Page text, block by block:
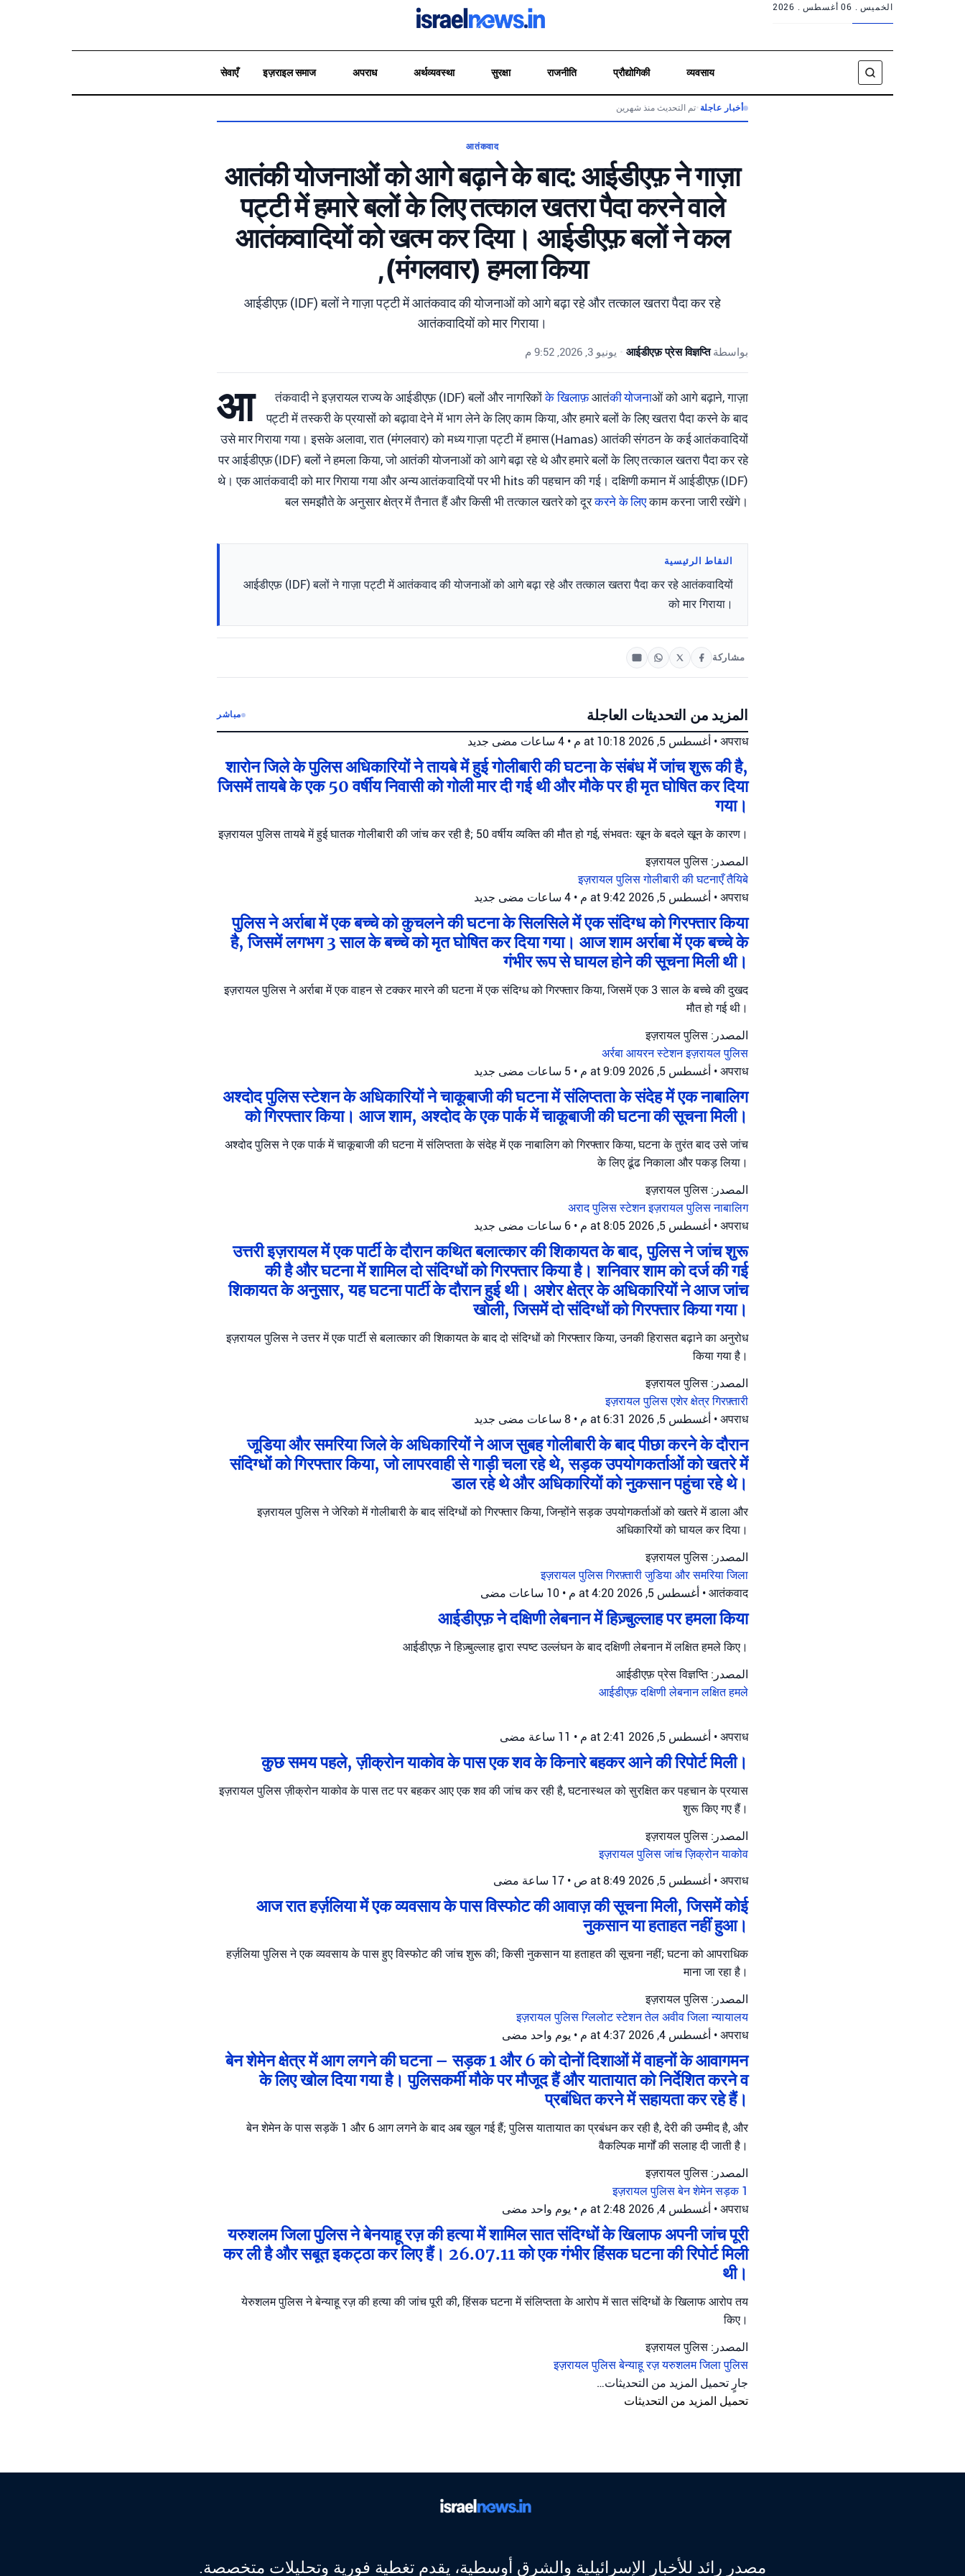
الخميس . 06 أغسطس . 2026
व्यवसाय
प्रौद्योगिकी
राजनीति
सुरक्षा
अर्थव्यवस्था
अपराध
इज़राइल समाज
सेवाएँ
بحث
أخبار عاجلة •تم التحديث منذ شهرين
आतंकवाद
आतंकी योजनाओं को आगे बढ़ाने के बाद: आईडीएफ़ ने गाज़ा
पट्टी में हमारे बलों के लिए तत्काल खतरा पैदा करने वाले
आतंकवादियों को खत्म कर दिया। आईडीएफ़ बलों ने कल
(मंगलवार) हमला किया,
आईडीएफ़ (IDF) बलों ने गाज़ा पट्टी में आतंकवाद की योजनाओं को आगे बढ़ा रहे और तत्काल खतरा पैदा कर रहे
आतंकवादियों को मार गिराया।
بواسطةआईडीएफ़ प्रेस विज्ञप्ति
• يونيو 3, 2026, 9:52 م
आ तंकवादी ने इज़रायल राज्य के आईडीएफ़ (IDF) बलों और नागरिकोंके खिलाफ़ आतंकी योजनाओं को आगे बढ़ाने, गाज़ा
पट्टी में तस्करी के प्रयासों को बढ़ावा देने में भाग लेने के लिए काम किया, और हमारे बलों के लिए खतरा पैदा करने के बाद
उसे मार गिराया गया। इसके अलावा, रात (मंगलवार) को मध्य गाज़ा पट्टी में हमास (Hamas) आतंकी संगठन के कई आतंकवादियों
पर आईडीएफ़ (IDF) बलों ने हमला किया, जो आतंकी योजनाओं को आगे बढ़ा रहे थे और हमारे बलों के लिए तत्काल खतरा पैदा कर रहे
थे। एक आतंकवादी को मार गिराया गया और अन्य आतंकवादियों पर भी hits की पहचान की गई। दक्षिणी कमान में आईडीएफ़ (IDF)
बल समझौते के अनुसार क्षेत्र में तैनात हैं और किसी भी तत्काल खतरे को दूरकरने के लिएकाम करना जारी रखेंगे।
النقاط الرئيسية
आईडीएफ़ (IDF) बलों ने गाज़ा पट्टी में आतंकवाद की योजनाओं को आगे बढ़ा रहे और तत्काल खतरा पैदा कर रहे आतंकवादियों
को मार गिराया।
مشاركة
المزيد من التحديثات العاجلة مباشر
अपराध
• أغسطس 5, 2026 at 10:18 م • 4 ساعات مضى جديد
शारोन जिले के पुलिस अधिकारियों ने तायबे में हुई गोलीबारी की घटना के संबंध में जांच शुरू की है,
जिसमें तायबे के एक 50 वर्षीय निवासी को गोली मार दी गई थी और मौके पर ही मृत घोषित कर दिया
गया।
इज़रायल पुलिस तायबे में हुई घातक गोलीबारी की जांच कर रही है; 50 वर्षीय व्यक्ति की मौत हो गई, संभवतः खून के बदले खून के कारण।
المصدر: इज़रायल पुलिस
इज़रायल पुलिसगोलीबारी की घटनाएँतैयिबे
अपराध
• أغسطس 5, 2026 at 9:42 م • 4 ساعات مضى جديد
पुलिस ने अर्राबा में एक बच्चे को कुचलने की घटना के सिलसिले में एक संदिग्ध को गिरफ्तार किया
है, जिसमें लगभग 3 साल के बच्चे को मृत घोषित कर दिया गया। आज शाम अर्राबा में एक बच्चे के
गंभीर रूप से घायल होने की सूचना मिली थी।
इज़रायल पुलिस ने अर्राबा में एक वाहन से टक्कर मारने की घटना में एक संदिग्ध को गिरफ्तार किया, जिसमें एक 3 साल के बच्चे की दुखद
मौत हो गई थी।
المصدر: इज़रायल पुलिस
अर्रबा आयरन स्टेशनइज़रायल पुलिस
अपराध
• أغسطس 5, 2026 at 9:09 م • 5 ساعات مضى جديد
अश्दोद पुलिस स्टेशन के अधिकारियों ने चाकूबाजी की घटना में संलिप्तता के संदेह में एक नाबालिग
को गिरफ्तार किया। आज शाम, अश्दोद के एक पार्क में चाकूबाजी की घटना की सूचना मिली।
अश्दोद पुलिस ने एक पार्क में चाकूबाजी की घटना में संलिप्तता के संदेह में एक नाबालिग को गिरफ्तार किया, घटना के तुरंत बाद उसे जांच
के लिए ढूंढ निकाला और पकड़ लिया।
المصدر: इज़रायल पुलिस
अराद पुलिस स्टेशनइज़रायल पुलिसनाबालिग
अपराध
• أغسطس 5, 2026 at 8:05 م • 6 ساعات مضى جديد
उत्तरी इज़रायल में एक पार्टी के दौरान कथित बलात्कार की शिकायत के बाद, पुलिस ने जांच शुरू
की है और घटना में शामिल दो संदिग्धों को गिरफ्तार किया है। शनिवार शाम को दर्ज की गई
शिकायत के अनुसार, यह घटना पार्टी के दौरान हुई थी। अशेर क्षेत्र के अधिकारियों ने आज जांच
खोली, जिसमें दो संदिग्धों को गिरफ्तार किया गया।
इज़रायल पुलिस ने उत्तर में एक पार्टी से बलात्कार की शिकायत के बाद दो संदिग्धों को गिरफ्तार किया, उनकी हिरासत बढ़ाने का अनुरोध
किया गया है।
المصدر: इज़रायल पुलिस
इज़रायल पुलिसएशेर क्षेत्रगिरफ़्तारी
अपराध
• أغسطس 5, 2026 at 6:31 م • 8 ساعات مضى جديد
जूडिया और समरिया जिले के अधिकारियों ने आज सुबह गोलीबारी के बाद पीछा करने के दौरान
संदिग्धों को गिरफ्तार किया, जो लापरवाही से गाड़ी चला रहे थे, सड़क उपयोगकर्ताओं को खतरे में
डाल रहे थे और अधिकारियों को नुकसान पहुंचा रहे थे।
इज़रायल पुलिस ने जेरिको में गोलीबारी के बाद संदिग्धों को गिरफ्तार किया, जिन्होंने सड़क उपयोगकर्ताओं को खतरे में डाला और
अधिकारियों को घायल कर दिया।
المصدر: इज़रायल पुलिस
इज़रायल पुलिसगिरफ़्तारीजुडिया और समरिया जिला
आतंकवाद
• أغسطس 5, 2026 at 4:20 م • 10 ساعات مضى
आईडीएफ़ ने दक्षिणी लेबनान में हिज़्बुल्लाह पर हमला किया
आईडीएफ़ ने हिज़्बुल्लाह द्वारा स्पष्ट उल्लंघन के बाद दक्षिणी लेबनान में लक्षित हमले किए।
المصدر: आईडीएफ़ प्रेस विज्ञप्ति
आईडीएफ़दक्षिणी लेबनानलक्षित हमले
अपराध
• أغسطس 5, 2026 at 2:41 م • 11 ساعة مضى
कुछ समय पहले, ज़ीक्रोन याकोव के पास एक शव के किनारे बहकर आने की रिपोर्ट मिली।
इज़रायल पुलिस ज़ीक्रोन याकोव के पास तट पर बहकर आए एक शव की जांच कर रही है, घटनास्थल को सुरक्षित कर पहचान के प्रयास
शुरू किए गए हैं।
المصدر: इज़रायल पुलिस
इज़रायल पुलिसजांचज़िक्रोन याकोव
अपराध
• أغسطس 5, 2026 at 8:49 ص • 17 ساعة مضى
आज रात हर्ज़लिया में एक व्यवसाय के पास विस्फोट की आवाज़ की सूचना मिली, जिसमें कोई
नुकसान या हताहत नहीं हुआ।
हर्ज़लिया पुलिस ने एक व्यवसाय के पास हुए विस्फोट की जांच शुरू की; किसी नुकसान या हताहत की सूचना नहीं; घटना को आपराधिक
माना जा रहा है।
المصدر: इज़रायल पुलिस
इज़रायल पुलिसग्लिलोट स्टेशनतेल अवीव जिला न्यायालय
अपराध
• أغسطس 4, 2026 at 4:37 م • يوم واحد مضى
बेन शेमेन क्षेत्र में आग लगने की घटना – सड़क 1 और 6 को दोनों दिशाओं में वाहनों के आवागमन
के लिए खोल दिया गया है। पुलिसकर्मी मौके पर मौजूद हैं और यातायात को निर्देशित करने व
प्रबंधित करने में सहायता कर रहे हैं।
बेन शेमेन के पास सड़कें 1 और 6 आग लगने के बाद अब खुल गई हैं; पुलिस यातायात का प्रबंधन कर रही है, देरी की उम्मीद है, और
वैकल्पिक मार्गों की सलाह दी जाती है।
المصدر: इज़रायल पुलिस
इज़रायल पुलिसबेन शेमेनसड़क 1
अपराध
• أغسطس 4, 2026 at 2:48 م • يوم واحد مضى
यरुशलम जिला पुलिस ने बेनयाहू रज़ की हत्या में शामिल सात संदिग्धों के खिलाफ अपनी जांच पूरी
कर ली है और सबूत इकट्ठा कर लिए हैं। 26.07.11 को एक गंभीर हिंसक घटना की रिपोर्ट मिली
थी।
येरुशलम पुलिस ने बेन्याहू रज़ की हत्या की जांच पूरी की, हिंसक घटना में संलिप्तता के आरोप में सात संदिग्धों के खिलाफ आरोप तय
किए।
المصدر: इज़रायल पुलिस
इज़रायल पुलिसबेन्याहू रज़यरुशलम जिला पुलिस
جارٍ تحميل المزيد من التحديثات…
تحميل المزيد من التحديثات
مصدر رائد للأخبار الإسرائيلية والشرق أوسطية، يقدم تغطية فورية وتحليلات متخصصة.